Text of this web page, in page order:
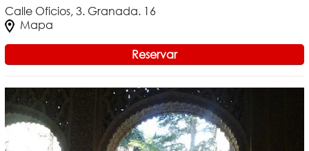
Calle Oficios, 3. Granada. 16
Mapa
Reservar